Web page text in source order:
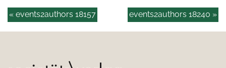
events2authors 18240 »
« events2authors 18157